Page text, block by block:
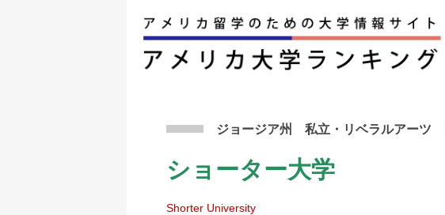
ジョージア州私立 ・リベラルアーツ
ショーター大学
Shorter University